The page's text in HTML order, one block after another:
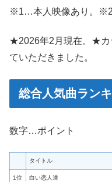
※1…本人映像あり。
★2026年2月現在。★カ
ていただきました。
総合人気曲ラン
数字…ポイント
タイトル
1位 白い恋人達